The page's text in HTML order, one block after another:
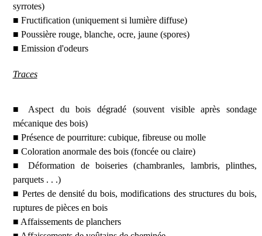
syrrotes)
■ Fructification (uniquement si lumière diffuse)
■ Poussière rouge, blanche, ocre, jaune (spores)
■ Emission d'odeurs
Traces
■ Aspect du bois dégradé (souvent visible après sondage
mécanique des bois)
■ Présence de pourriture: cubique, fibreuse ou molle
■ Coloration anormale des bois (foncée ou claire)
■ Déformation de boiseries (chambranles, lambris, plinthes,
parquets . . .)
■ Pertes de densité du bois, modifications des structures du bois,
ruptures de pièces en bois
■ Affaissements de planchers